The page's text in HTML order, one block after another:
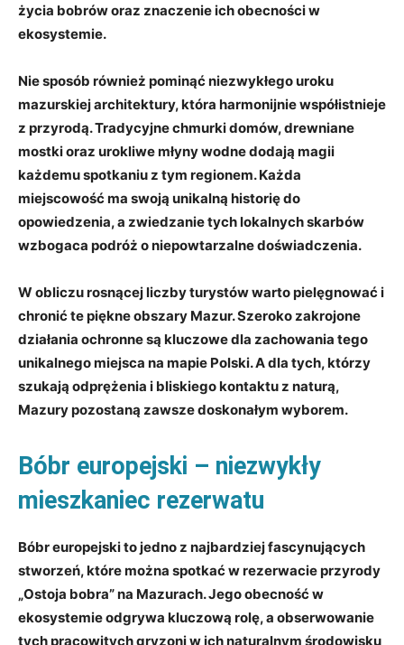
życia bobrów oraz znaczenie ich obecności w
ekosystemie.
Nie sposób również pominąć niezwykłego uroku
mazurskiej architektury, która harmonijnie współistnieje
z przyrodą. Tradycyjne chmurki domów, drewniane
mostki oraz urokliwe młyny wodne dodają magii
każdemu spotkaniu z tym regionem. Każda
miejscowość ma swoją unikalną historię do
opowiedzenia, a zwiedzanie tych lokalnych skarbów
wzbogaca podróż o niepowtarzalne doświadczenia.
W obliczu rosnącej liczby turystów warto pielęgnować i
chronić te piękne obszary Mazur. Szeroko zakrojone
działania ochronne są kluczowe dla zachowania tego
unikalnego miejsca na mapie Polski. A dla tych, którzy
szukają odprężenia i bliskiego kontaktu z naturą,
Mazury pozostaną zawsze doskonałym wyborem.
Bóbr europejski – niezwykły
mieszkaniec rezerwatu
Bóbr europejski to jedno z najbardziej fascynujących
stworzeń, które można spotkać w rezerwacie przyrody
„Ostoja bobra” na Mazurach. Jego obecność w
ekosystemie odgrywa kluczową rolę, a obserwowanie
tych pracowitych gryzoni w ich naturalnym środowisku